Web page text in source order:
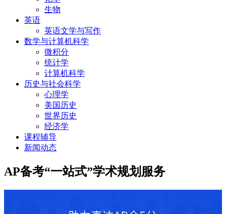
生物
英语
英语文学与写作
数学与计算机科学
微积分
统计学
计算机科学
历史与社会科学
心理学
美国历史
世界历史
经济学
课程辅导
新闻动态
AP备考“一站式”学术规划服务